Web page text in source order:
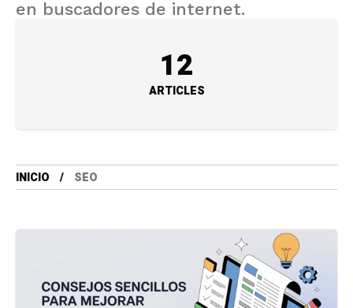
en buscadores de internet.
12
ARTICLES
INICIO SEO